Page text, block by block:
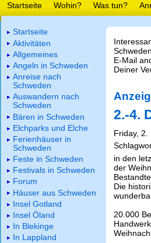
Startseite Wohin? Was tun?
E-Mail
Deiner
2.-4.
Friday, 2.
in den
der
Die
20.000
Startseite
Aktivitäten
Allgemeines
Angeln in Schweden
Anreise nach
Schweden
Auswandern nach
Schweden
Bären in Schweden
Elchparks und Elche
Ferienhäuser in
Schweden
Feste in Schweden
Festivals in Schweden
Forum
Häuser aus Schweden
Insel Gotland
Insel Öland
In Blekinge
In Lappland